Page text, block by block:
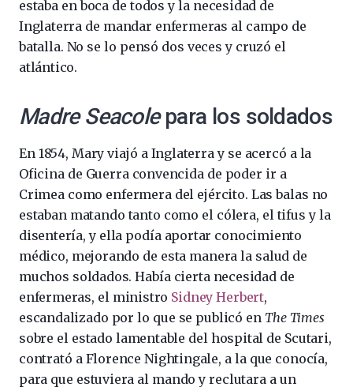
estaba en boca de todos y la necesidad de
Inglaterra de mandar enfermeras al campo de
batalla. No se lo pensó dos veces y cruzó el
atlántico.
Madre Seacolepara los soldados
En 1854, Mary viajó a Inglaterra y se acercó a la
Oficina de Guerra convencida de poder ir a
Crimea como enfermera del ejército. Las balas no
estaban matando tanto como el cólera, el tifus y la
disentería, y ella podía aportar conocimiento
médico, mejorando de esta manera la salud de
muchos soldados. Había cierta necesidad de
enfermeras, el ministro Sidney Herbert,
escandalizado por lo que se publicó en The Times
sobre el estado lamentable del hospital de Scutari,
contrató a Florence Nightingale, a la que conocía,
para que estuviera al mando y reclutara a un